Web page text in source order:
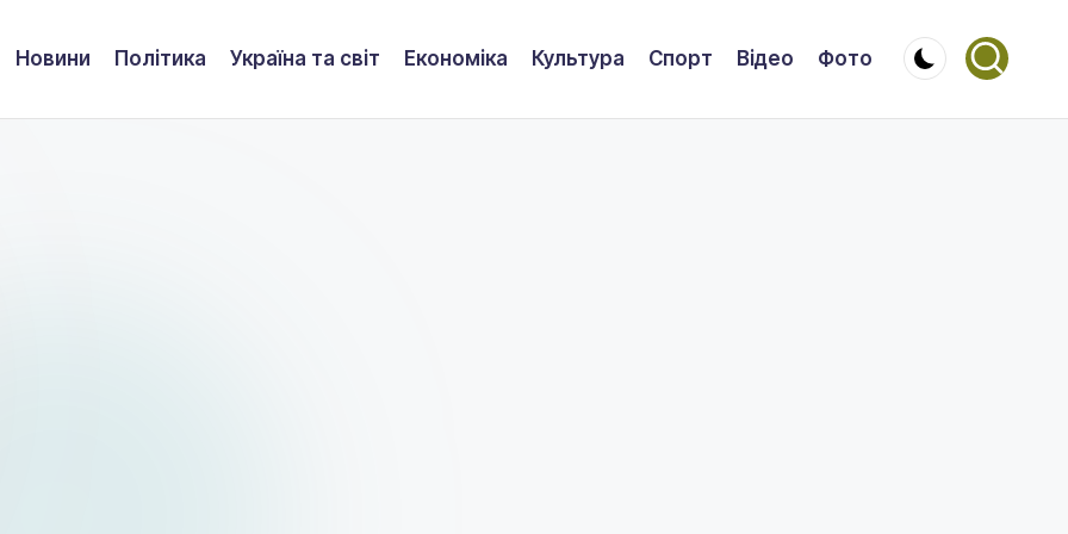
Новини Політика Україна та світ Економіка Культура Спорт Відео Фото